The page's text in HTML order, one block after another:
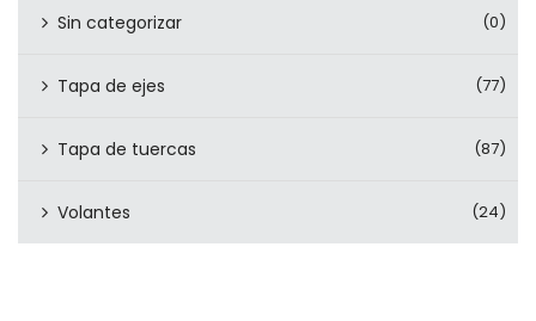
Sin categorizar (0)
Tapa de ejes (77)
Tapa de tuercas (87)
Volantes (24)